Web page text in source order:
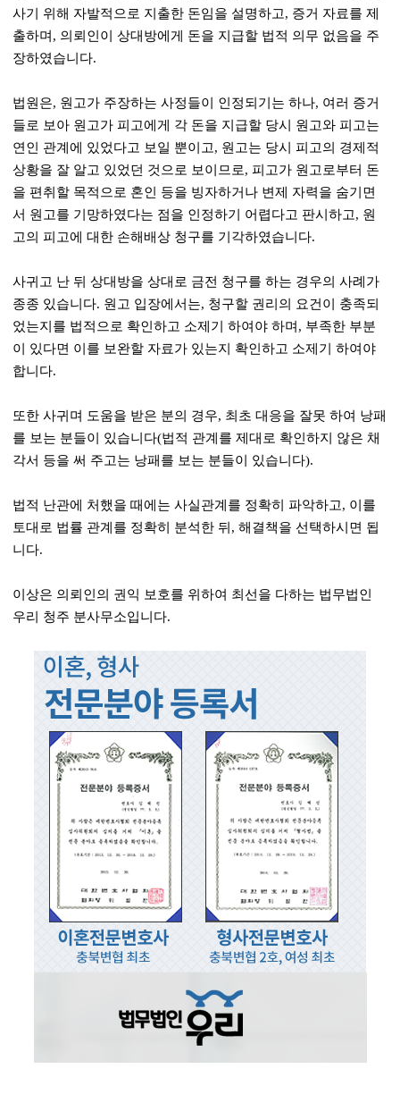
사기 위해 자발적으로 지출한 돈임을 설명하고, 증거 자료를 제
출하며, 의뢰인이 상대방에게 돈을 지급할 법적 의무 없음을 주
장하였습니다.
법원은, 원고가 주장하는 사정들이 인정되기는 하나, 여러 증거
들로 보아 원고가 피고에게 각 돈을 지급할 당시 원고와 피고는
연인 관계에 있었다고 보일 뿐이고, 원고는 당시 피고의 경제적
상황을 잘 알고 있었던 것으로 보이므로, 피고가 원고로부터 돈
을 편취할 목적으로 혼인 등을 빙자하거나 변제 자력을 숨기면
서 원고를 기망하였다는 점을 인정하기 어렵다고 판시하고, 원
고의 피고에 대한 손해배상 청구를 기각하였습니다.
사귀고 난 뒤 상대방을 상대로 금전 청구를 하는 경우의 사례가
종종 있습니다. 원고 입장에서는, 청구할 권리의 요건이 충족되
었는지를 법적으로 확인하고 소제기 하여야 하며 , 부족한 부분
이 있다면 이를 보완할 자료가 있는지 확인하고 소제기 하여야
합니다.
또한 사귀며 도움을 받은 분의 경우, 최초 대응을 잘못 하여 낭패
를 보는 분들이 있습니다(법적 관계를 제대로 확인하지 않은 채
각서 등을 써 주고는 낭패를 보는 분들이 있습니다).
법적 난관에 처했을 때에는 사실관계를 정확히 파악하고, 이를
토대로 법률 관계를 정확히 분석한 뒤 ,해결책을 선택하시면 됩
니다.
이상은 의뢰인의 권익 보호를 위하여 최선을 다하는 법무법인
우리 청주 분사무소입니다.